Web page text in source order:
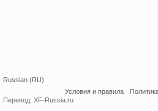
Russian (RU)
Условия и правила
Перевод: XF-Russia.ru